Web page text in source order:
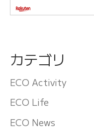
カテゴリ
ECO Activity
ECO Life
ECO News